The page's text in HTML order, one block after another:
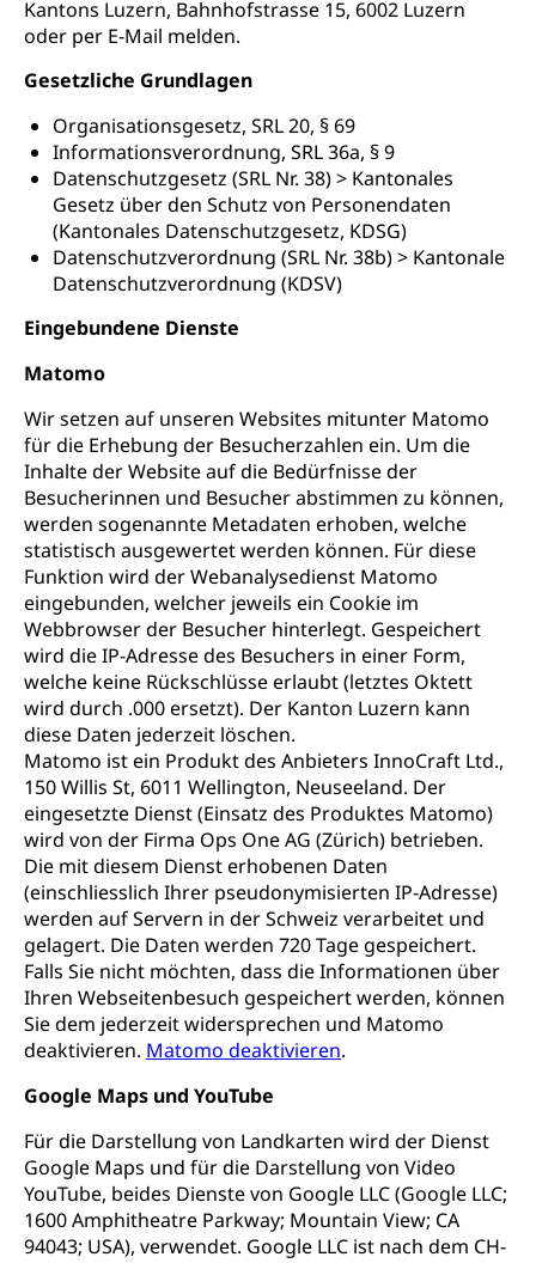
Kantons Luzern, Bahnhofstrasse 15, 6002 Luzern
oder per E-Mail melden.
Gesetzliche Grundlagen
Organisationsgesetz, SRL 20, § 69
Informationsverordnung, SRL 36a, § 9
Datenschutzgesetz (SRL Nr. 38) > Kantonales
Gesetz über den Schutz von Personendaten
(Kantonales Datenschutzgesetz, KDSG)
Datenschutzverordnung (SRL Nr. 38b) > Kantonale
Datenschutzverordnung (KDSV)
Eingebundene Dienste
Matomo
Wir setzen auf unseren Websites mitunter Matomo
für die Erhebung der Besucherzahlen ein. Um die
Inhalte der Website auf die Bedürfnisse der
Besucherinnen und Besucher abstimmen zu können,
werden sogenannte Metadaten erhoben, welche
statistisch ausgewertet werden können. Für diese
Funktion wird der Webanalysedienst Matomo
eingebunden, welcher jeweils ein Cookie im
Webbrowser der Besucher hinterlegt. Gespeichert
wird die IP-Adresse des Besuchers in einer Form,
welche keine Rückschlüsse erlaubt (letztes Oktett
wird durch .000 ersetzt). Der Kanton Luzern kann
diese Daten jederzeit löschen.
Matomo ist ein Produkt des Anbieters InnoCraft Ltd.,
150 Willis St, 6011 Wellington, Neuseeland. Der
eingesetzte Dienst (Einsatz des Produktes Matomo)
wird von der Firma Ops One AG (Zürich) betrieben.
Die mit diesem Dienst erhobenen Daten
(einschliesslich Ihrer pseudonymisierten IP-Adresse)
werden auf Servern in der Schweiz verarbeitet und
gelagert. Die Daten werden 720 Tage gespeichert.
Falls Sie nicht möchten, dass die Informationen über
Ihren Webseitenbesuch gespeichert werden, können
Sie dem jederzeit widersprechen und Matomo
deaktivieren. Matomo deaktivieren.
Google Maps und YouTube
Für die Darstellung von Landkarten wird der Dienst
Google Maps und für die Darstellung von Video
YouTube, beides Dienste von Google LLC (Google LLC;
1600 Amphitheatre Parkway; Mountain View; CA
94043; USA), verwendet. Google LLC ist nach dem CH-